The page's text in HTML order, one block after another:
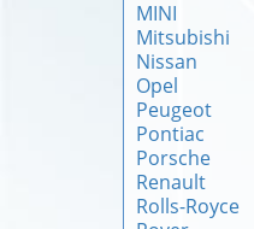
MINI
Mitsubishi
Nissan
Opel
Peugeot
Pontiac
Porsche
Renault
Rolls-Royce